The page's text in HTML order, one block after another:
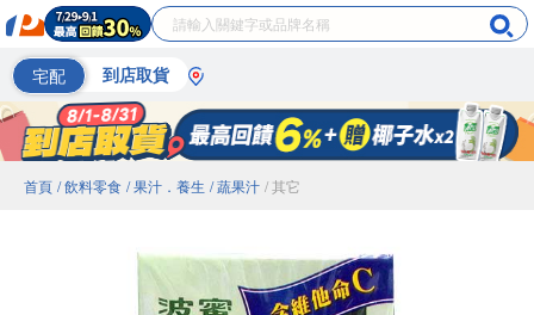
宅配 到店取貨
首頁 / 飲料零食 / 果汁．養生 / 蔬果汁 / 其它